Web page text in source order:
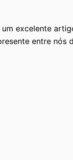
excelente
entre nós